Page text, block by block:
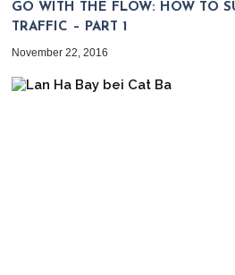
GO WITH THE FLOW: HOW TO
TRAFFIC – PART 1
November 22, 2016